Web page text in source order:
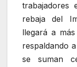
rebaja del
llegará a
respaldando
se suman